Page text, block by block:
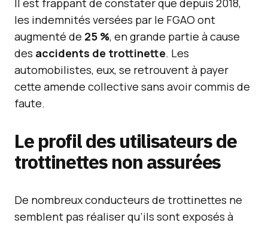
Il est frappant de constater que depuis 2018,
les indemnités versées par le FGAO ont
augmenté de 25 %, en grande partie à cause
des accidents de trottinette. Les
automobilistes, eux, se retrouvent à payer
cette amende collective sans avoir commis de
faute.
Le profil des utilisateurs de
trottinettes non assurées
De nombreux conducteurs de trottinettes ne
semblent pas réaliser qu’ils sont exposés à